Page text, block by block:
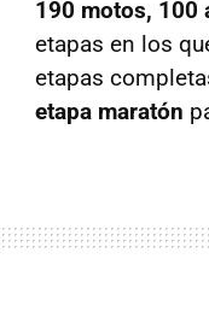
190 motos, 100
etapas en los
etapas
etapa maratón